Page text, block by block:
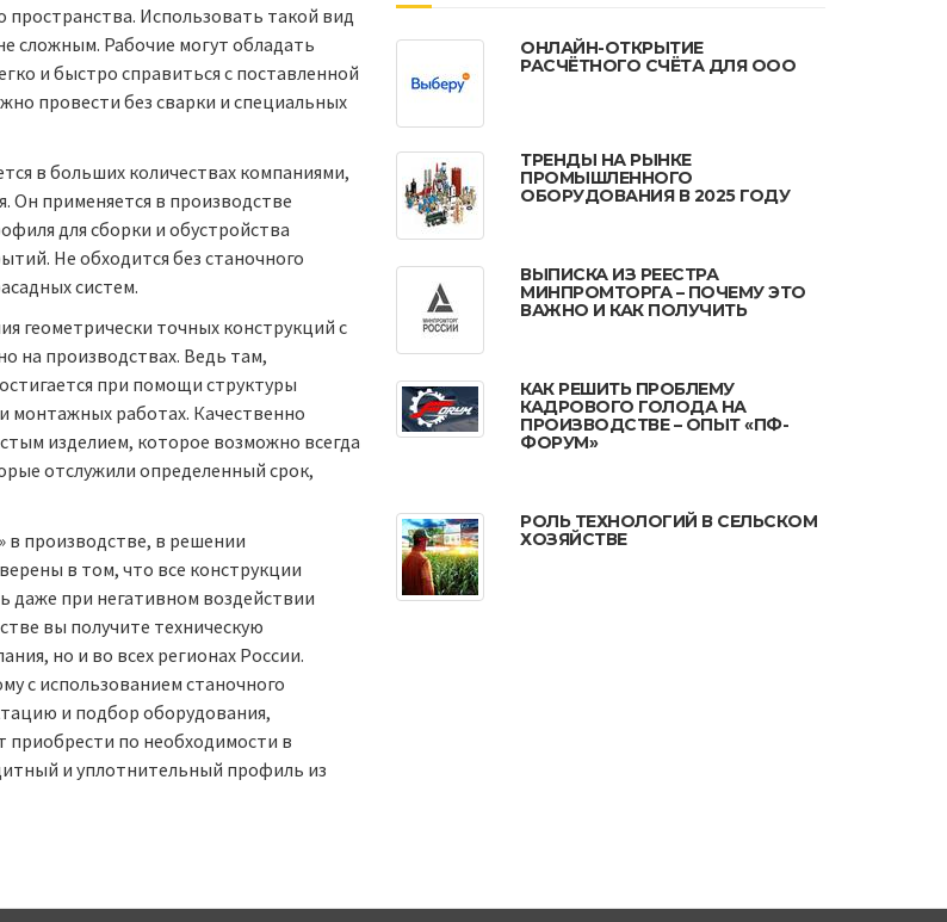
пространства. Использовать такой вид
сложным. Рабочие могут обладать
и быстро справиться с поставленной
провести без сварки и специальных
в больших количествах компаниями,
Он применяется в производстве
для сборки и обустройства
Не обходится без станочного
систем.
геометрически точных конструкций с
на производствах. Ведь там,
при помощи структуры
монтажных работах. Качественно
изделием, которое возможно всегда
отслужили определенный срок,
в производстве, в решении
в том, что все конструкции
даже при негативном воздействии
вы получите техническую
но и во всех регионах России.
с использованием станочного
и подбор оборудования,
приобрести по необходимости в
и уплотнительный профиль из
ОНЛАЙН-ОТКРЫТИЕ
РАСЧЁТНОГО СЧЁТА ДЛЯ ООО
ТРЕНДЫ НА РЫНКЕ
ПРОМЫШЛЕННОГО
ОБОРУДОВАНИЯ В 2025 ГОДУ
ВЫПИСКА ИЗ РЕЕСТРА
МИНПРОМТОРГА – ПОЧЕМУ ЭТО
ВАЖНО И КАК ПОЛУЧИТЬ
КАК РЕШИТЬ ПРОБЛЕМУ
КАДРОВОГО ГОЛОДА НА
ПРОИЗВОДСТВЕ – ОПЫТ «ПФ-
ФОРУМ»
РОЛЬ ТЕХНОЛОГИЙ В СЕЛЬСКОМ
ХОЗЯЙСТВЕ